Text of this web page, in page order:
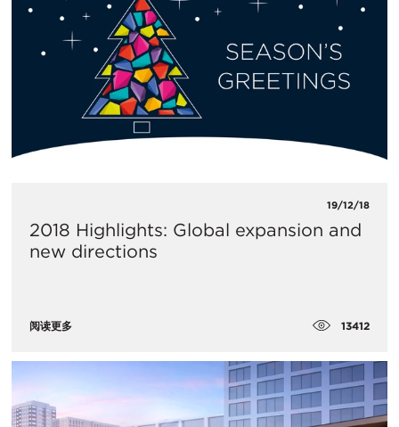
19/12/18
2018 Highlights: Global expansion and
new directions
阅读更多 13412